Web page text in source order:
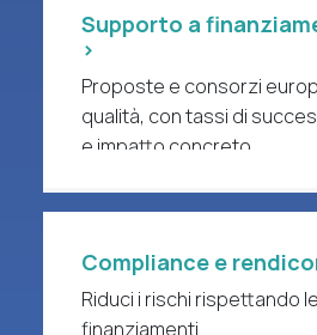
Supporto a
>
Proposte e consorzi
qualità, con tassi di
e impatto concreto.
Compliance e
Riduci i rischi rispettando
finanziamenti.